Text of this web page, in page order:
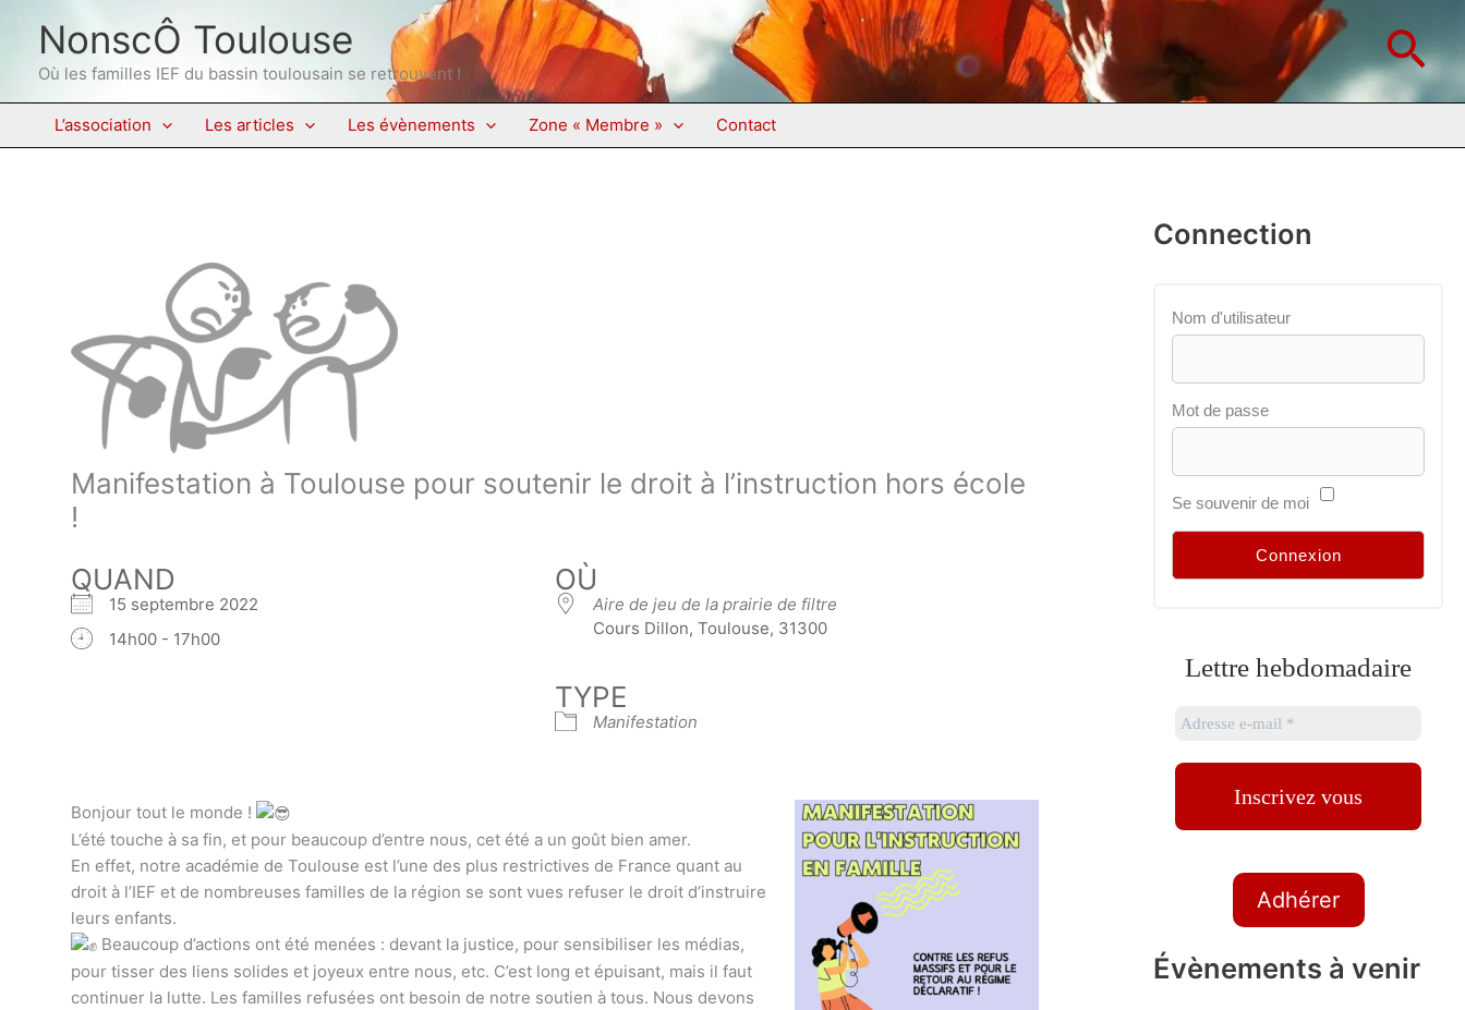
contenu
NonscÔ Toulouse
Où les familles IEF du bassin toulousain se retrouvent !
L’association Les articles Les évènements Zone « Membre » Contact
Manifestation à Toulouse pour soutenir le droit à l’instruction hors école
!
QUAND
15 septembre 2022
14h00 - 17h00
OÙ
Aire de jeu de la prairie de filtre
Cours Dillon, Toulouse, 31300
TYPE
Manifestation
Bonjour tout le monde !
L’été touche à sa fin, et pour beaucoup d’entre nous, cet été a un goût bien amer.
En effet, notre académie de Toulouse est l’une des plus restrictives de France quant au
droit à l’IEF et de nombreuses familles de la région se sont vues refuser le droit d’instruire
leurs enfants.
Beaucoup d’actions ont été menées : devant la justice, pour sensibiliser les médias,
pour tisser des liens solides et joyeux entre nous, etc. C’est long et épuisant, mais il faut
continuer la lutte. Les familles refusées ont besoin de notre soutien à tous. Nous devons
Connection
Nom d'utilisateur
Mot de passe
Se souvenir de moi
Lettre hebdomadaire
Adhérer
Évènements à venir